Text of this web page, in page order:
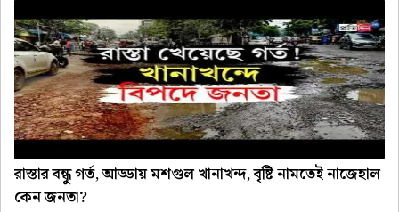
রাস্তার বন্ধু গর্ত, আড্ডায় মশগুল খানাখন্দ, বৃষ্টি নামতেই নাজেহাল
কেন জনতা?